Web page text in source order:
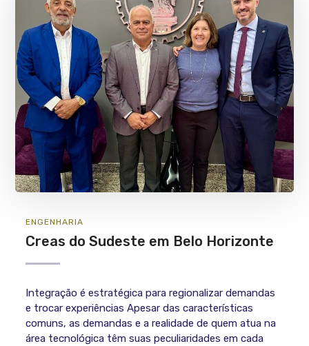
ENGENHARIA
Creas do Sudeste em Belo Horizonte
Integração é estratégica para regionalizar demandas
e trocar experiências Apesar das características
comuns, as demandas e a realidade de quem atua na
área tecnológica têm suas peculiaridades em cada